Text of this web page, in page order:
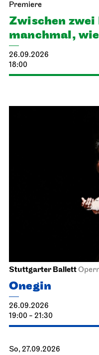
Premiere
Zwischen
manch­mal,
26.09.2026
18:00
Stuttgarter Ballett
Onegin
26.09.2026
19:00 - 21:30
So, 27.09.2026